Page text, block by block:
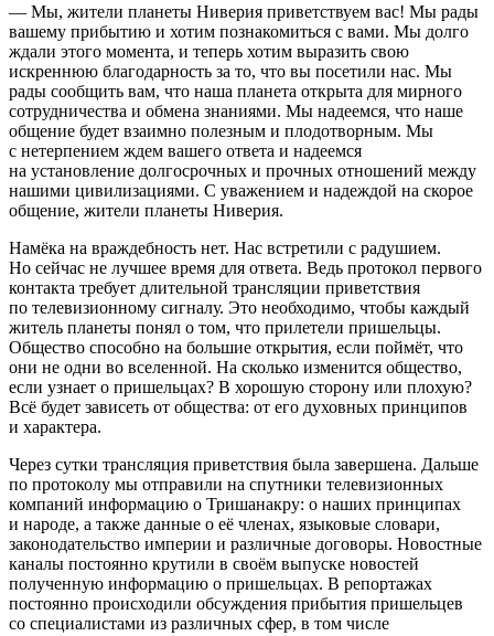
— Мы, жители планеты Ниверия приветствуем вас! Мы рады
вашему прибытию и хотим познакомиться с вами. Мы долго
ждали этого момента, и теперь хотим выразить свою
искреннюю благодарность за то, что вы посетили нас. Мы
рады сообщить вам, что наша планета открыта для мирного
сотрудничества и обмена знаниями. Мы надеемся, что наше
общение будет взаимно полезным и плодотворным. Мы
с нетерпением ждем вашего ответа и надеемся
на установление долгосрочных и прочных отношений между
нашими цивилизациями. С уважением и надеждой на скорое
общение, жители планеты Ниверия.
Намёка на враждебность нет. Нас встретили с радушием.
Но сейчас не лучшее время для ответа. Ведь протокол первого
контакта требует длительной трансляции приветствия
по телевизионному сигналу. Это необходимо, чтобы каждый
житель планеты понял о том, что прилетели пришельцы.
Общество способно на большие открытия, если поймёт, что
они не одни во вселенной. На сколько изменится общество,
если узнает о пришельцах? В хорошую сторону или плохую?
Всё будет зависеть от общества: от его духовных принципов
и характера.
Через сутки трансляция приветствия была завершена. Дальше
по протоколу мы отправили на спутники телевизионных
компаний информацию о Тришанакру: о наших принципах
и народе, а также данные о её членах, языковые словари,
законодательство империи и различные договоры. Новостные
каналы постоянно крутили в своём выпуске новостей
полученную информацию о пришельцах. В репортажах
постоянно происходили обсуждения прибытия пришельцев
со специалистами из различных сфер, в том числе